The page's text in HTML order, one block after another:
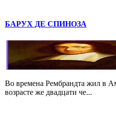
БАРУХ ДЕ СПИНОЗА
Во времена Рембрандта жил в
возрасте же двадцати че...